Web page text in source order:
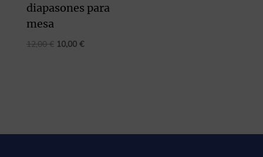
diapasones para
mesa
12,00€ El
10,00 €El